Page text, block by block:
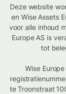
Deze website
en Wise Assets
voor alle inhoud
Europe AS is
tot
Wise
te Troonstraat